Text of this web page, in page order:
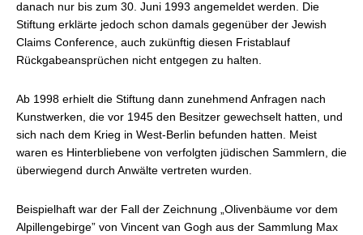
danach nur bis zum 30. Juni 1993 angemeldet werden. Die
Stiftung erklärte jedoch schon damals gegenüber der Jewish
Claims Conference, auch zukünftig diesen Fristablauf
Rückgabeansprüchen nicht entgegen zu halten.
Ab 1998 erhielt die Stiftung dann zunehmend Anfragen nach
Kunstwerken, die vor 1945 den Besitzer gewechselt hatten, und
sich nach dem Krieg in West-Berlin befunden hatten. Meist
waren es Hinterbliebene von verfolgten jüdischen Sammlern, die
überwiegend durch Anwälte vertreten wurden.
Beispielhaft war der Fall der Zeichnung „Olivenbäume vor dem
Alpillengebirge” von Vincent van Gogh aus der Sammlung Max